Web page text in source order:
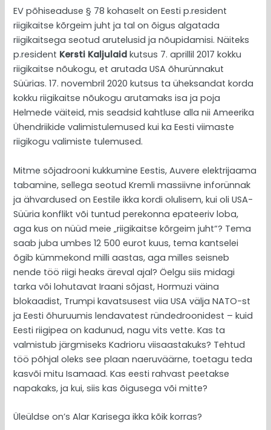
EV põhiseaduse § 78 kohaselt on Eesti p.resident
riigikaitse kõrgeim juht ja tal on õigus algatada
riigikaitsega seotud arutelusid ja nõupidamisi. Näiteks
p.resident Kersti Kaljulaid kutsus 7. aprillil 2017 kokku
riigikaitse nõukogu, et arutada USA õhurünnakut
Süürias. 17. novembril 2020 kutsus ta üheksandat korda
kokku riigikaitse nõukogu arutamaks isa ja poja
Helmede väiteid, mis seadsid kahtluse alla nii Ameerika
Ühendriikide valimistulemused kui ka Eesti viimaste
riigikogu valimiste tulemused.
Mitme sõjadrooni kukkumine Eestis, Auvere elektrijaama
tabamine, sellega seotud Kremli massiivne inforünnak
ja ähvardused on Eestile ikka kordi olulisem, kui oli USA-
Süüria konflikt või tuntud perekonna epateeriv loba,
aga kus on nüüd meie „riigikaitse kõrgeim juht“? Tema
saab juba umbes 12 500 eurot kuus, tema kantselei
õgib kümmekond milli aastas, aga milles seisneb
nende töö riigi heaks äreval ajal? Öelgu siis midagi
tarka või lohutavat Iraani sõjast, Hormuzi väina
blokaadist, Trumpi kavatsusest viia USA välja NATO-st
ja Eesti õhuruumis lendavatest ründedroonidest – kuid
Eesti riigipea on kadunud, nagu vits vette. Kas ta
valmistub järgmiseks Kadrioru viisaastakuks? Tehtud
töö põhjal oleks see plaan naeruväärne, toetagu teda
kasvõi mitu Isamaad. Kas eesti rahvast peetakse
napakaks, ja kui, siis kas õigusega või mitte?
Üleüldse on’s Alar Karisega ikka kõik korras?